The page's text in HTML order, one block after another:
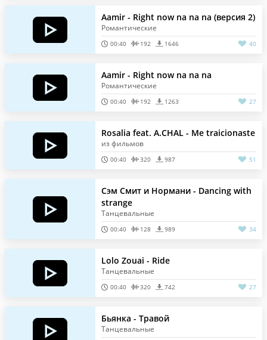
Aamir - Right now na na na (версия 2)
Романтические
00:40 192 1646 40
Aamir - Right now na na na
Романтические
00:40 192 1263 27
Rosalia feat. A.CHAL - Me traicionaste
из фильмов
00:40 320 987 51
Сэм Смит и Нормани - Dancing with
strange
Танцевальные
00:40 128 989 34
Lolo Zouai - Ride
Танцевальные
00:40 320 742 27
Бьянка - Травой
Танцевальные